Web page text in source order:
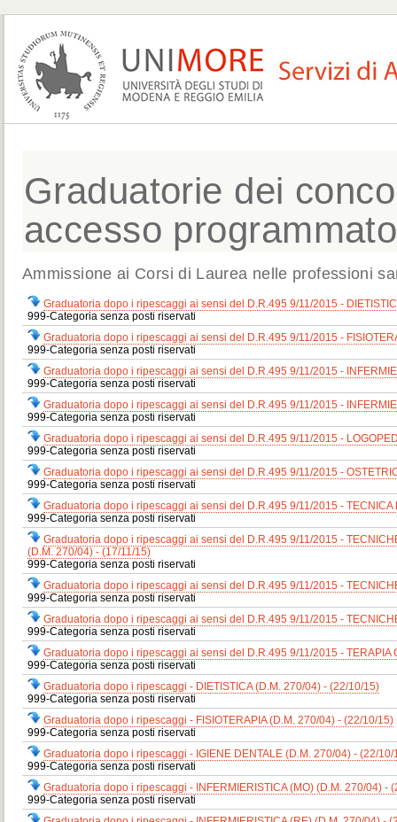
Graduatorie dei
accesso programmato
Ammissione ai Corsi di Laurea nelle professioni
Graduatoria dopo i ripescaggi ai sensi del D.R.495 9/11/2015 -
999-Categoria senza posti riservati
Graduatoria dopo i ripescaggi ai sensi del D.R.495 9/11/2015 -
999-Categoria senza posti riservati
Graduatoria dopo i ripescaggi ai sensi del D.R.495 9/11/2015 -
999-Categoria senza posti riservati
Graduatoria dopo i ripescaggi ai sensi del D.R.495 9/11/2015 -
999-Categoria senza posti riservati
Graduatoria dopo i ripescaggi ai sensi del D.R.495 9/11/2015 -
999-Categoria senza posti riservati
Graduatoria dopo i ripescaggi ai sensi del D.R.495 9/11/2015 -
999-Categoria senza posti riservati
Graduatoria dopo i ripescaggi ai sensi del D.R.495 9/11/2015 -
999-Categoria senza posti riservati
Graduatoria dopo i ripescaggi ai sensi del D.R.495 9/11/2015 -
(D.M. 270/04) - (17/11/15)
999-Categoria senza posti riservati
Graduatoria dopo i ripescaggi ai sensi del D.R.495 9/11/2015 -
999-Categoria senza posti riservati
Graduatoria dopo i ripescaggi ai sensi del D.R.495 9/11/2015 -
999-Categoria senza posti riservati
Graduatoria dopo i ripescaggi ai sensi del D.R.495 9/11/2015 - TERAPIA
999-Categoria senza posti riservati
Graduatoria dopo i ripescaggi - DIETISTICA (D.M. 270/04) - (22/10/15)
999-Categoria senza posti riservati
Graduatoria dopo i ripescaggi - FISIOTERAPIA (D.M. 270/04) - (22/10/15)
999-Categoria senza posti riservati
Graduatoria dopo i ripescaggi - IGIENE DENTALE (D.M. 270/04) - (22/10/
999-Categoria senza posti riservati
Graduatoria dopo i ripescaggi - INFERMIERISTICA (MO) (D.M. 270/04) -
999-Categoria senza posti riservati